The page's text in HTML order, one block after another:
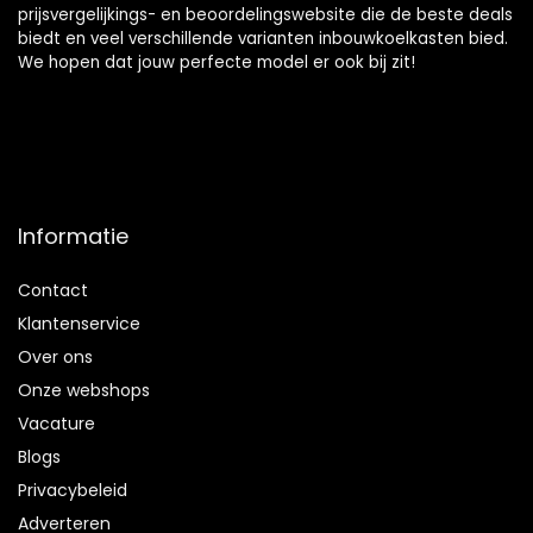
prijsvergelijkings- en beoordelingswebsite die de beste deals
biedt en veel verschillende varianten inbouwkoelkasten bied.
We hopen dat jouw perfecte model er ook bij zit!
Informatie
Contact
Klantenservice
Over ons
Onze webshops
Vacature
Blogs
Privacybeleid
Adverteren